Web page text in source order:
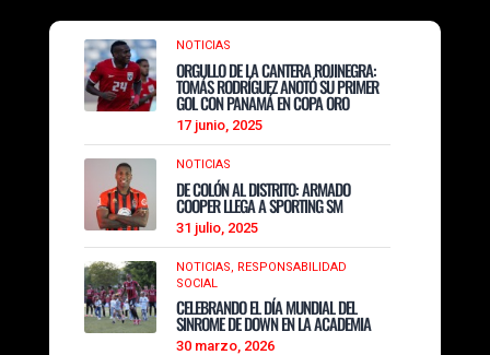
NOTICIAS
ORGULLO DE LA CANTERA ROJINEGRA:
TOMÁS RODRÍGUEZ ANOTÓ SU PRIMER
GOL CON PANAMÁ EN COPA ORO
17 junio, 2025
NOTICIAS
DE COLÓN AL DISTRITO: ARMADO
COOPER LLEGA A SPORTING SM
31 julio, 2025
NOTICIAS, RESPONSABILIDAD
SOCIAL
CELEBRANDO EL DÍA MUNDIAL DEL
SINROME DE DOWN EN LA ACADEMIA
30 marzo, 2026